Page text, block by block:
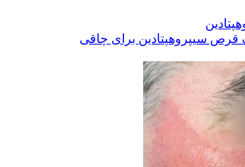
سیپروهپتادین برای چاقی